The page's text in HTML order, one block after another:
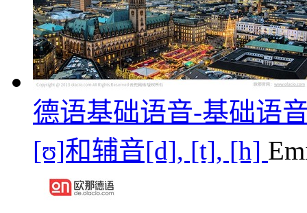
德语基础语音-基础语
[ʊ]和辅音[d], [t], [h]